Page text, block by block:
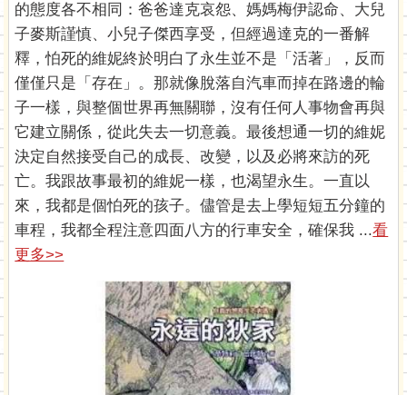
的態度各不相同：爸爸達克哀怨、媽媽梅伊認命、大兒
子麥斯謹慎、小兒子傑西享受，但經過達克的一番解
釋，怕死的維妮終於明白了永生並不是「活著」，反而
僅僅只是「存在」。那就像脫落自汽車而掉在路邊的輪
子一樣，與整個世界再無關聯，沒有任何人事物會再與
它建立關係，從此失去一切意義。最後想通一切的維妮
決定自然接受自己的成長、改變，以及必將來訪的死
亡。我跟故事最初的維妮一樣，也渴望永生。一直以
來，我都是個怕死的孩子。儘管是去上學短短五分鐘的
車程，我都全程注意四面八方的行車安全，確保我 ...看
更多>>